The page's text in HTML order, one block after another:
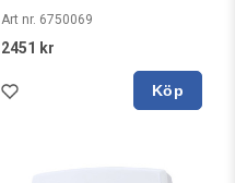
Art nr. 6750069
2451 kr
Köp